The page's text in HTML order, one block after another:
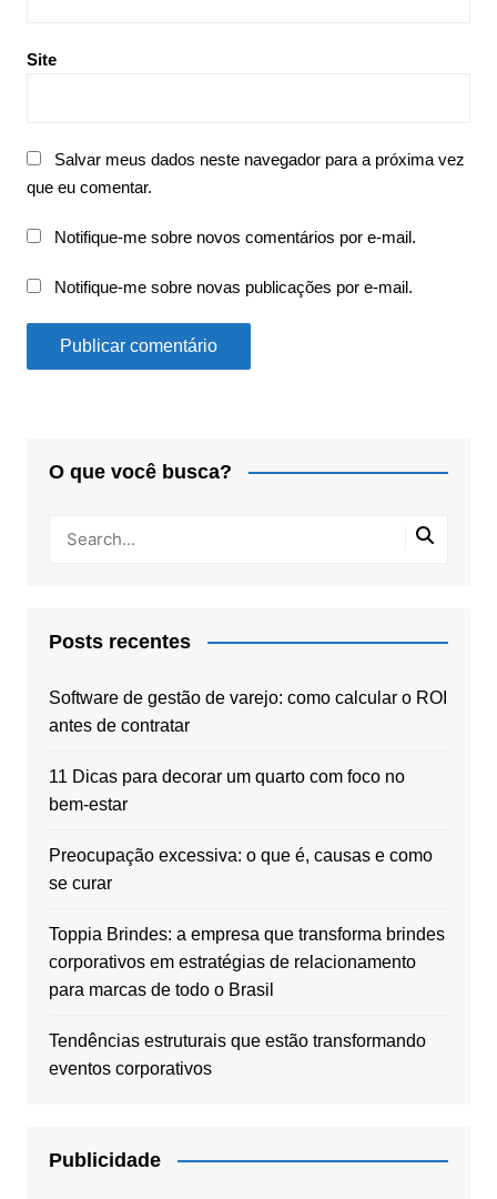
Site
Salvar meus dados neste navegador para a próxima vez
que eu comentar.
Notifique-me sobre novos comentários por e-mail.
Notifique-me sobre novas publicações por e-mail.
O que você busca?
Posts recentes
Software de gestão de varejo: como calcular o ROI
antes de contratar
11 Dicas para decorar um quarto com foco no
bem-estar
Preocupação excessiva: o que é, causas e como
se curar
Toppia Brindes: a empresa que transforma brindes
corporativos em estratégias de relacionamento
para marcas de todo o Brasil
Tendências estruturais que estão transformando
eventos corporativos
Publicidade